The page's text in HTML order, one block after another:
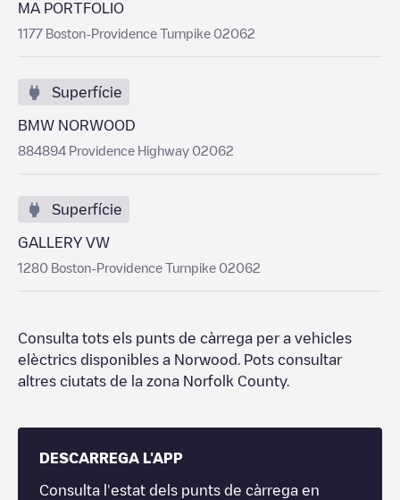
MA PORTFOLIO
1177 Boston-Providence Turnpike 02062
Superfície
BMW NORWOOD
884894 Providence Highway 02062
Superfície
GALLERY VW
1280 Boston-Providence Turnpike 02062
Consulta tots els punts de càrrega per a vehicles
elèctrics disponibles a Norwood
. Pots consultar
altres ciutats de la zona Norfolk County.
DESCARREGA L'APP
Consulta l'estat dels punts de càrrega en